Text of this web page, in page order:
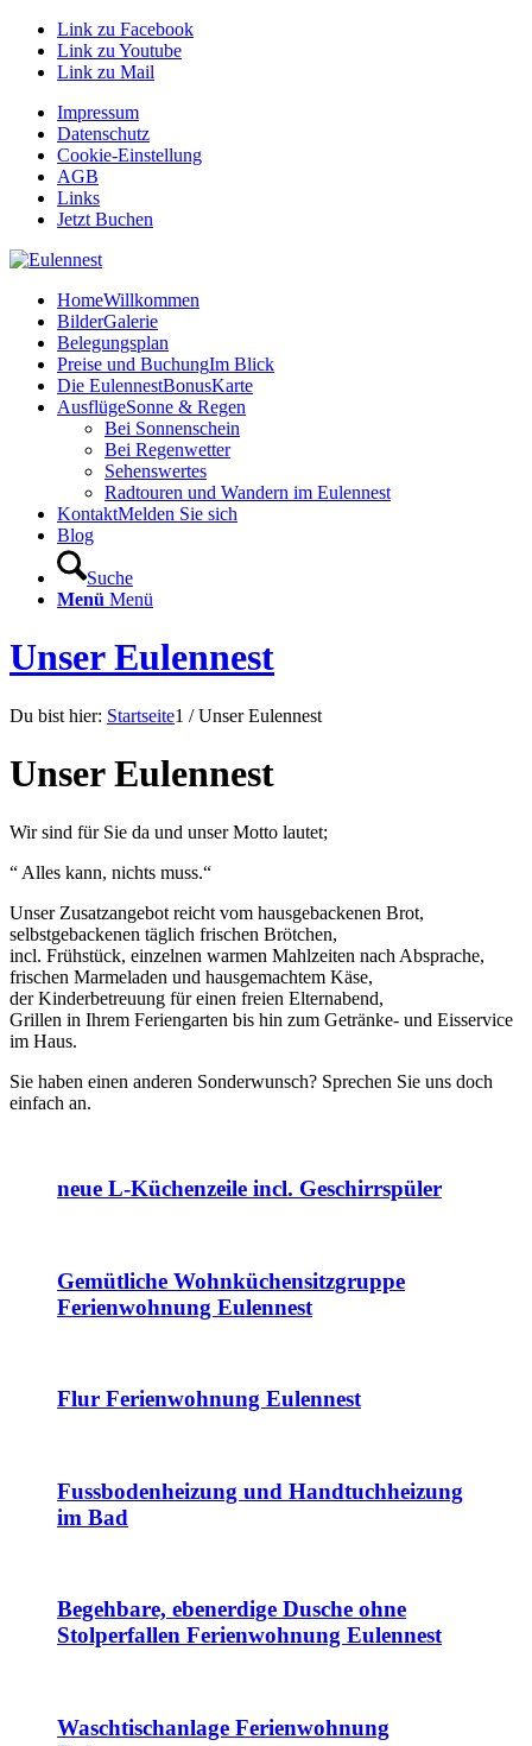
Link zu Facebook
Link zu Youtube
Link zu Mail
Impressum
Datenschutz
Cookie-Einstellung
AGB
Links
Jetzt Buchen
HomeWillkommen
BilderGalerie
Belegungsplan
Preise und BuchungIm Blick
Die EulennestBonusKarte
AusflügeSonne & Regen
Bei Sonnenschein
Bei Regenwetter
Sehenswertes
Radtouren und Wandern im Eulennest
KontaktMelden Sie sich
Blog
Suche
Menü Menü
Unser Eulennest
Du bist hier: Startseite1 / Unser Eulennest
Unser Eulennest
Wir sind für Sie da und unser Motto lautet;
“ Alles kann, nichts muss.“
Unser Zusatzangebot reicht vom hausgebackenen Brot,
selbstgebackenen täglich frischen Brötchen,
incl. Frühstück, einzelnen warmen Mahlzeiten nach Absprache,
frischen Marmeladen und hausgemachtem Käse,
der Kinderbetreuung für einen freien Elternabend,
Grillen in Ihrem Feriengarten bis hin zum Getränke- und Eisservice
im Haus.
Sie haben einen anderen Sonderwunsch? Sprechen Sie uns doch
einfach an.
neue L-Küchenzeile incl. Geschirrspüler
Gemütliche Wohnküchensitzgruppe
Ferienwohnung Eulennest
Flur Ferienwohnung Eulennest
Fussbodenheizung und Handtuchheizung
im Bad
Begehbare, ebenerdige Dusche ohne
Stolperfallen Ferienwohnung Eulennest
Waschtischanlage Ferienwohnung